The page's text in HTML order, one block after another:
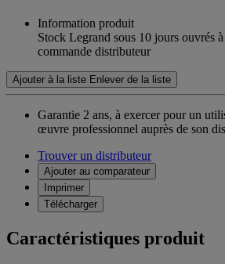
Information produit
Stock Legrand sous 10 jours ouvrés
commande distributeur
Ajouter à la liste Enlever de la liste
Garantie 2 ans, à exercer pour un
œuvre professionnel auprès de son
Trouver un distributeur
Ajouter au comparateur
Imprimer
Télécharger
Caractéristiques produit